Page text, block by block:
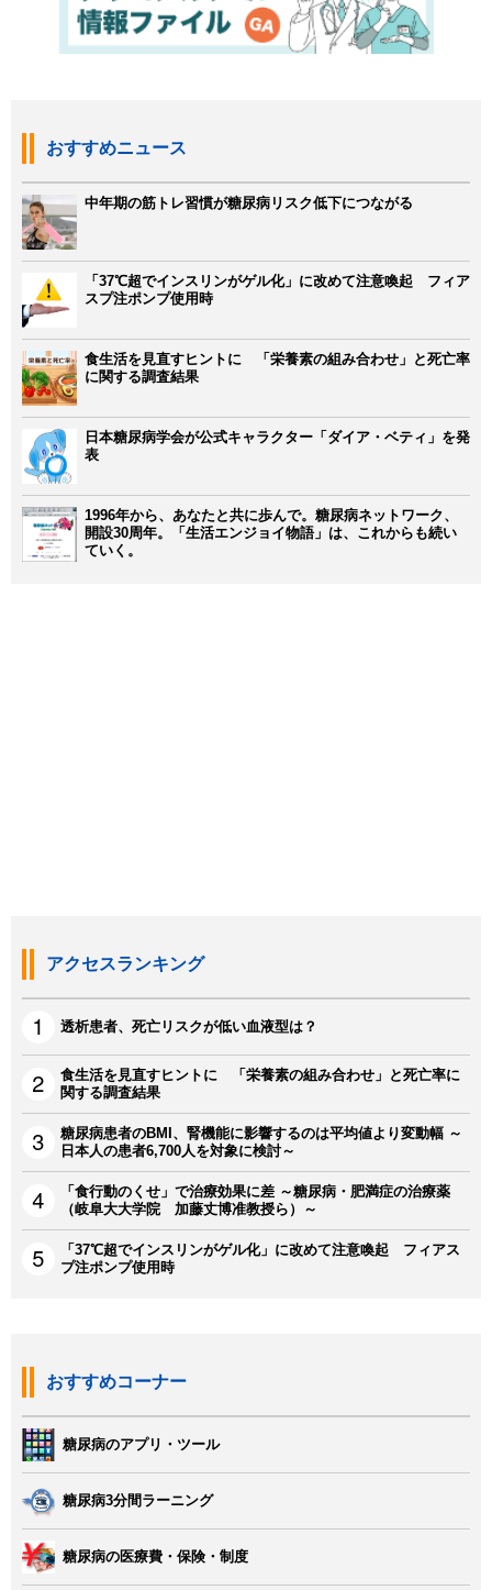
おすすめニュース
中年期の筋トレ習慣が糖尿病リスク低下につながる
「37℃超でインスリンがゲル化」に改めて注意喚起 フィア
スプ注ポンプ使用時
食生活を見直すヒントに 「栄養素の組み合わせ」と死亡率
に関する調査結果
日本糖尿病学会が公式キャラクター「ダイア・ベティ」を発
表
1996年から、あなたと共に歩んで。糖尿病ネットワーク、
開設30周年。「生活エンジョイ物語」は、これからも続い
ていく。
アクセスランキング
透析患者、死亡リスクが低い血液型は？
食生活を見直すヒントに 「栄養素の組み合わせ」と死亡率に
関する調査結果
糖尿病患者のBMI、腎機能に影響するのは平均値より変動幅 ～
日本人の患者6,700人を対象に検討～
「食行動のくせ」で治療効果に差 ～糖尿病・肥満症の治療薬
（岐阜大大学院 加藤丈博准教授ら）～
「37℃超でインスリンがゲル化」に改めて注意喚起 フィアス
プ注ポンプ使用時
おすすめコーナー
糖尿病のアプリ・ツール
糖尿病3分間ラーニング
糖尿病の医療費・保険・制度